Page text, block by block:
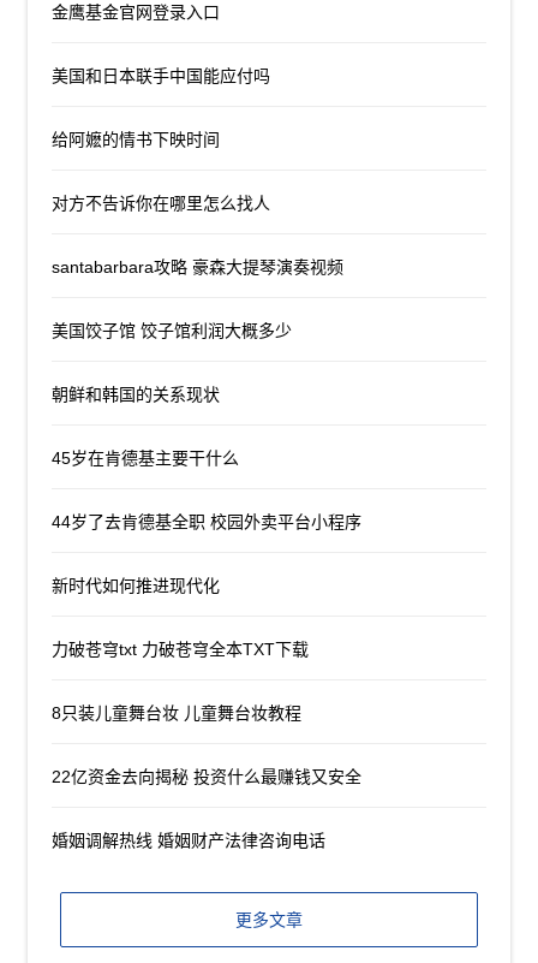
金鹰基金官网登录入口
美国和日本联手中国能应付吗
给阿嬷的情书下映时间
对方不告诉你在哪里怎么找人
santabarbara攻略 豪森大提琴演奏视频
美国饺子馆 饺子馆利润大概多少
朝鲜和韩国的关系现状
45岁在肯德基主要干什么
44岁了去肯德基全职 校园外卖平台小程序
新时代如何推进现代化
力破苍穹txt 力破苍穹全本TXT下载
8只装儿童舞台妆 儿童舞台妆教程
22亿资金去向揭秘 投资什么最赚钱又安全
婚姻调解热线 婚姻财产法律咨询电话
更多文章